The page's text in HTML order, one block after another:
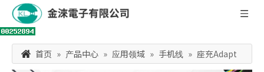
首页 » 产品中心 » 应用领域 » 手机线 » 座充Adapt